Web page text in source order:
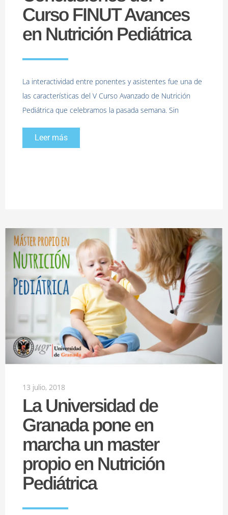
Curso FINUT Avances
en Nutrición Pediátrica
La interactividad entre ponentes y asistentes fue una de
las características del V Curso Avanzado de Nutrición
Pediátrica que celebramos la pasada semana. Sin
Leer más
13 julio, 2018
La Universidad de
Granada pone en
marcha un master
propio en Nutrición
Pediátrica